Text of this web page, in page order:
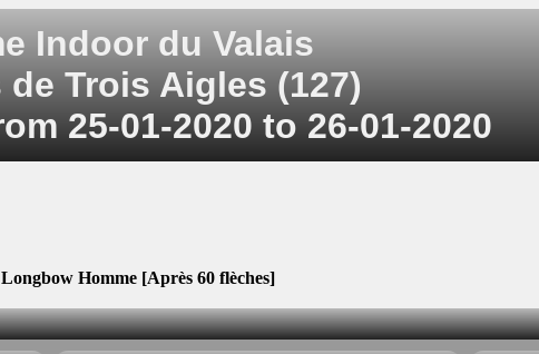
Indoor du Valais
Trois Aigles (127)
25-01-2020 to 26-01-2020
Homme [Après 60 flèches]